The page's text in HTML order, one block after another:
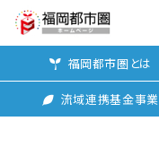
福岡都市圏とは
流域連携基金事業